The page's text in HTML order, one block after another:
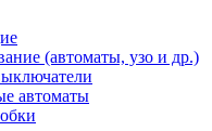
(автоматы, узо и др.)
автоматы